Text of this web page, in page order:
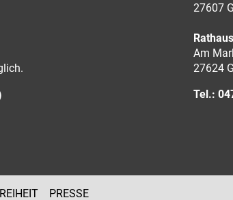
27607
Am
27624
Tel.:
PRESSE